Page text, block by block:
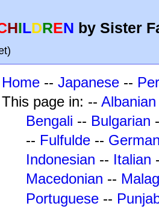
HILDREN by Sister
Home -- Japanese --
This page in: -- Albanian
Bengali -- Bulgarian
-- Fulfulde --
Indonesian -- Italian
Macedonian --
Portuguese --